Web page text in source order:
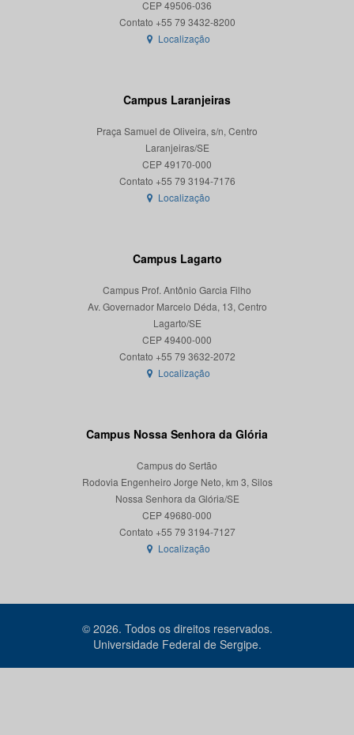
CEP 49506-036
Localização
Campus Laranjeiras
Praça Samuel de Oliveira, s/n, Centro
Laranjeiras/SE
CEP 49170-000
Localização
Campus Lagarto
Campus Prof. Antônio Garcia Filho
Av. Governador Marcelo Déda, 13, Centro
Lagarto/SE
CEP 49400-000
Localização
Campus Nossa Senhora da Glória
Campus do Sertão
Rodovia Engenheiro Jorge Neto, km 3, Silos
Nossa Senhora da Glória/SE
CEP 49680-000
Contato +55 79 3194-7127
Localização
© 2026. Todos os direitos reservados.
Universidade Federal de Sergipe.